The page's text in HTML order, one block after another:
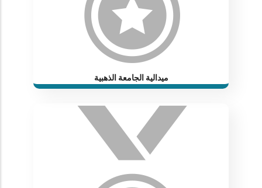
ميدالية الجامعة الذهبية